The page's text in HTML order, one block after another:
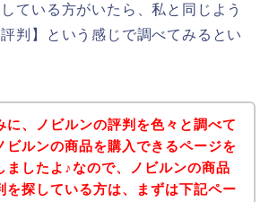
ている方がいたら、私と同じよう
判】という感じで調べてみるとい
に、ノビルンの評判を色々と調べて
ビルンの商品を購入できるページを
ましたよ♪なので、ノビルンの商品
を探している方は、まずは下記ペー